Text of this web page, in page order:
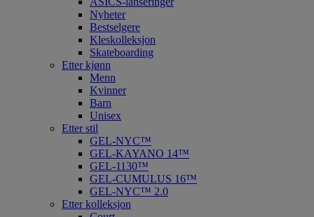
Nyheter
Bestselgere
Kleskolleksjon
Skateboarding
Etter kjønn
Menn
Kvinner
Barn
Unisex
Etter stil
GEL-NYC™
GEL-KAYANO 14™
GEL-1130™
GEL-CUMULUS 16™
GEL-NYC™ 2.0
Etter kolleksjon